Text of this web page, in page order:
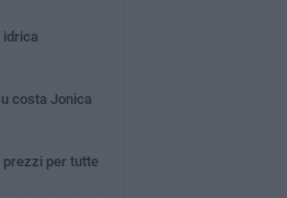
idrica
costa Jonica
prezzi per tutte